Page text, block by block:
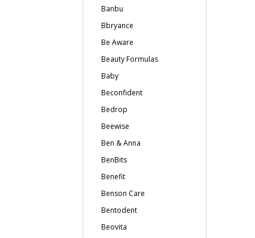
Banbu
Bbryance
Be Aware
Beauty Formulas
Baby
Beconfident
Bedrop
Beewise
Ben & Anna
BenBits
Benefit
Benson Care
Bentodent
Beovita